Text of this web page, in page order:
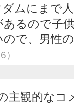
ムにまで
るので子
で、男性
主観的なコ